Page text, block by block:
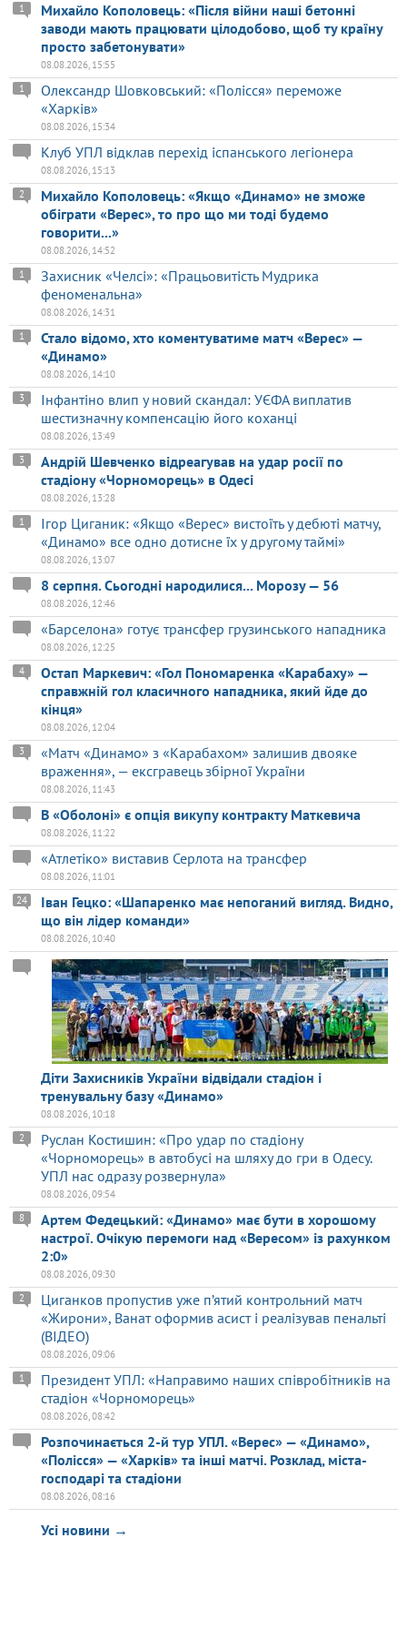
Михайло Кополовець: «Після війни наші бетонні
заводи мають працювати цілодобово, щоб ту країну
просто забетонувати»
1
08.08.2026, 15:55
Олександр Шовковський: «Полісся» переможе
«Харків»
1
08.08.2026, 15:34
Клуб УПЛ відклав перехід іспанського легіонера
08.08.2026, 15:13
Михайло Кополовець: «Якщо «Динамо» не зможе
обіграти «Верес», то про що ми тоді будемо
говорити...»
2
08.08.2026, 14:52
Захисник «Челсі»: «Працьовитість Мудрика
феноменальна»
1
08.08.2026, 14:31
Стало відомо, хто коментуватиме матч «Верес» —
«Динамо»
1
08.08.2026, 14:10
Інфантіно влип у новий скандал: УЄФА виплатив
шестизначну компенсацію його коханці
3
08.08.2026, 13:49
Андрій Шевченко відреагував на удар росії по
стадіону «Чорноморець» в Одесі
3
08.08.2026, 13:28
Ігор Циганик: «Якщо «Верес» вистоїть у дебюті матчу,
«Динамо» все одно дотисне їх у другому таймі»
1
08.08.2026, 13:07
8 серпня. Сьогодні народилися... Морозу — 56
08.08.2026, 12:46
«Барселона» готує трансфер грузинського нападника
08.08.2026, 12:25
Остап Маркевич: «Гол Пономаренка «Карабаху» —
справжній гол класичного нападника, який йде до
кінця»
4
08.08.2026, 12:04
«Матч «Динамо» з «Карабахом» залишив двояке
враження», — ексгравець збірної України
3
08.08.2026, 11:43
В «Оболоні» є опція викупу контракту Маткевича
08.08.2026, 11:22
«Атлетіко» виставив Серлота на трансфер
08.08.2026, 11:01
Іван Гецко: «Шапаренко має непоганий вигляд. Видно,
що він лідер команди»
24
08.08.2026, 10:40
Діти Захисників України відвідали стадіон і
тренувальну базу «Динамо»
08.08.2026, 10:18
Руслан Костишин: «Про удар по стадіону
«Чорноморець» в автобусі на шляху до гри в Одесу.
УПЛ нас одразу розвернула»
2
08.08.2026, 09:54
Артем Федецький: «Динамо» має бути в хорошому
настрої. Очікую перемоги над «Вересом» із рахунком
2:0»
8
08.08.2026, 09:30
Циганков пропустив уже п’ятий контрольний матч
«Жирони», Ванат оформив асист і реалізував пенальті
(ВІДЕО)
2
08.08.2026, 09:06
Президент УПЛ: «Направимо наших співробітників на
стадіон «Чорноморець»
1
08.08.2026, 08:42
Розпочинається 2-й тур УПЛ. «Верес» — «Динамо»,
«Полісся» — «Харків» та інші матчі. Розклад, міста-
господарі та стадіони
08.08.2026, 08:16
Усі новини →